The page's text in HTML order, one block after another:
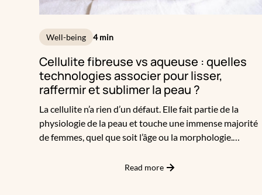
Well-being 4 min
Cellulite fibreuse vs aqueuse : quelles
technologies associer pour lisser,
raffermir et sublimer la peau ?
La cellulite n’a rien d’un défaut. Elle fait partie de la
physiologie de la peau et touche une immense majorité
de femmes, quel que soit l’âge ou la morphologie.
Certaines sont molles, liées à un excès graisseux ;
Read more